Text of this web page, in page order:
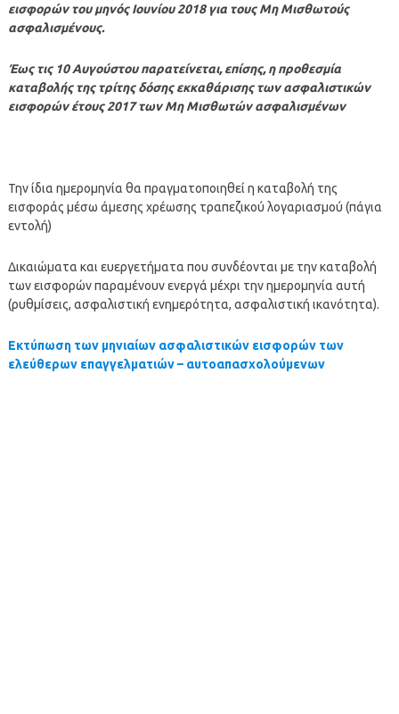
εισφορών του μηνός Ιουνίου 2018 για τους Μη Μισθωτούς
ασφαλισμένους.
Έως τις 10 Αυγούστου παρατείνεται, επίσης, η προθεσμία
καταβολής της τρίτης δόσης εκκαθάρισης των ασφαλιστικών
εισφορών έτους 2017 των Μη Μισθωτών ασφαλισμένων
Την ίδια ημερομηνία θα πραγματοποιηθεί η καταβολή της
εισφοράς μέσω άμεσης χρέωσης τραπεζικού λογαριασμού (πάγια
εντολή)
Δικαιώματα και ευεργετήματα που συνδέονται με την καταβολή
των εισφορών παραμένουν ενεργά μέχρι την ημερομηνία αυτή
(ρυθμίσεις, ασφαλιστική ενημερότητα, ασφαλιστική ικανότητα).
Εκτύπωση των μηνιαίων ασφαλιστικών εισφορών των
ελεύθερων επαγγελματιών – αυτοαπασχολούμενων